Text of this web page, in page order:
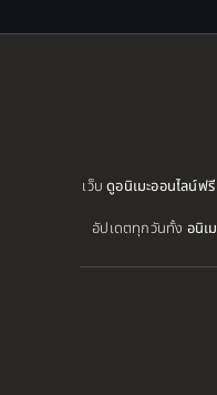
เว็บดูอนิเมะออนไลน์ฟรี
อัปเดตทุกวันทั้ง อนิเ